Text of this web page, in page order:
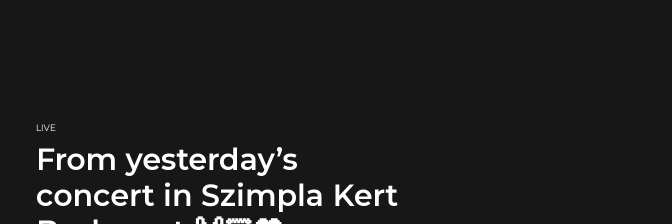
LIVE
From yesterday’s
concert in Szimpla Kert